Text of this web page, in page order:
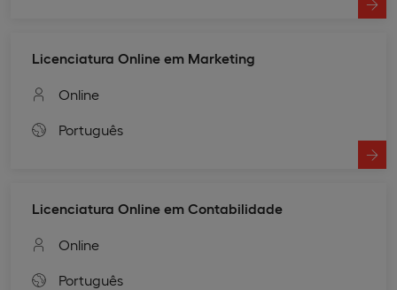
Licenciatura Online em Marketing
Online
Português
Licenciatura Online em Contabilidade
Online
Português